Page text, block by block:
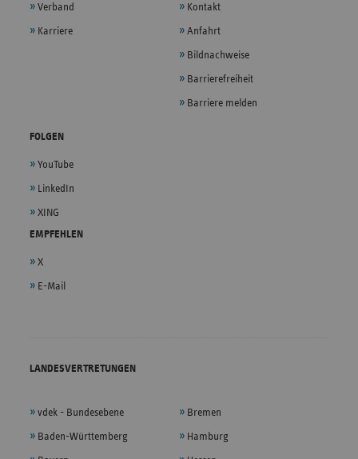
Verband
Karriere
Kontakt
Anfahrt
Bildnachweise
Barrierefreiheit
Barriere melden
FOLGEN
YouTube
LinkedIn
XING
EMPFEHLEN
X
E-Mail
LANDESVERTRETUNGEN
vdek - Bundesebene
Baden-Württemberg
Bremen
Hamburg